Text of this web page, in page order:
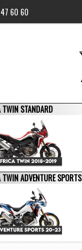
60 60
TWIN STANDARD
ADVENTURE SPORTS